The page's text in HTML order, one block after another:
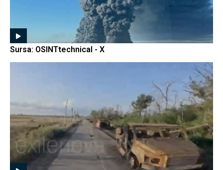
Sursa: OSINTtechnical - X